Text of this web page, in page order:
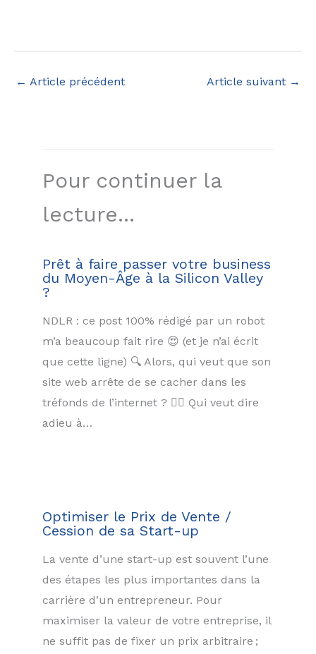
← Article précédent Article suivant →
Pour continuer la
lecture...
Prêt à faire passer votre business
du Moyen-Âge à la Silicon Valley
?
NDLR : ce post 100% rédigé par un robot
m’a beaucoup fait rire 😍 (et je n’ai écrit
que cette ligne) 🔍 Alors, qui veut que son
site web arrête de se cacher dans les
tréfonds de l’internet ? 🕵️‍♂️ Qui veut dire
adieu à…
Optimiser le Prix de Vente /
Cession de sa Start-up
La vente d’une start-up est souvent l’une
des étapes les plus importantes dans la
carrière d’un entrepreneur. Pour
maximiser la valeur de votre entreprise, il
ne suffit pas de fixer un prix arbitraire ;